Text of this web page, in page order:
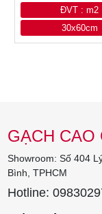
ĐVT : m2
30x60cm
GẠCH CAO
Showroom: Số 404
Bình, TPHCM
Hotline: